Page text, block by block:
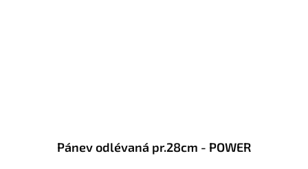
Pánev odlévaná pr.28cm - POWER